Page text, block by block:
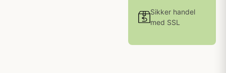
Sikker handel
med SSL